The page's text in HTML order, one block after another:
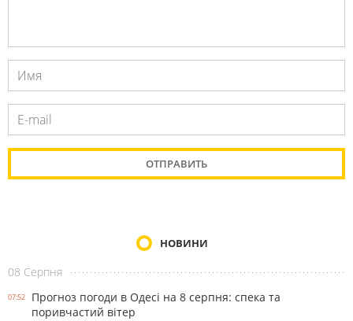
НОВИНИ
08 Серпня
07:52
Прогноз погоди в Одесі на 8 серпня: спека та
поривчастий вітер